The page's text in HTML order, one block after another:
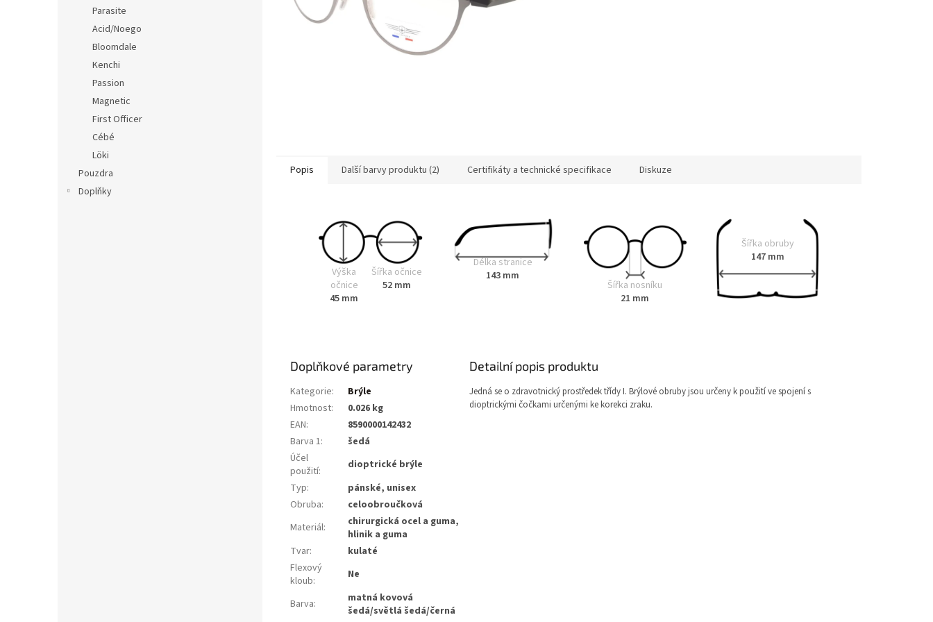
Parasite
Acid/Noego
Bloomdale
Kenchi
Passion
Magnetic
First Officer
Cébé
Löki
Pouzdra
Doplňky
Popis Další barvy produktu (2) Certifikáty a technické specifikace Diskuze
Výška
očnice
45 mm
Šířka očnice
52 mm
Délka stranice
143 mm
Šířka nosníku
21 mm
Šířka obruby
147 mm
Doplňkové parametry
Kategorie:
Brýle
Hmotnost:
0.026 kg
EAN:
8590000142432
Barva 1:
šedá
Účel
použití:
dioptrické brýle
Typ:
pánské, unisex
Obruba:
celoobroučková
Materiál:
chirurgická ocel a guma,
hlinik a guma
Tvar:
kulaté
Flexový
kloub: Ne
Barva:
matná kovová
šedá/světlá šedá/černá
Detailní popis produktu
Jedná se o zdravotnický prostředek třídy I. Brýlové obruby jsou určeny k použití ve spojení s
dioptrickými čočkami určenými ke korekci zraku.